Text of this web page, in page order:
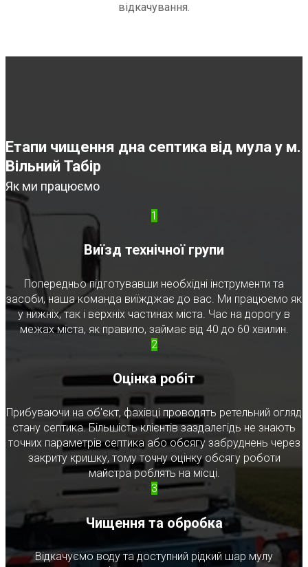
відкачування.
Етапи чищення дна септика від мула у м.
Вільний Табір
Як ми працюємо
1
Виїзд технічної групи
Попередньо підготувавши необхідні інструменти та
засоби, наша команда виїжджає до вас. Ми працюємо як
у нижніх, так і верхніх частинах міста. Час на дорогу в
межах міста, як правило, займає від 40 до 60 хвилин.
2
Оцінка робіт
Прибуваючи на об'єкт, фахівці проводять ретельний огляд
стану септика. Більшість клієнтів заздалегідь не знають
точних параметрів септика або обсягу забруднень через
закриту кришку, тому точну оцінку обсягу роботи
майстра роблять на місці.
3
Чищення та обробка
Відкачуємо воду та доступний рідкий шар мулу